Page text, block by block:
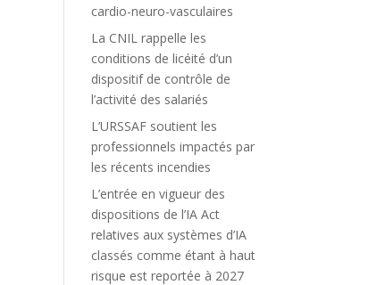
cardio-neuro-vasculaires
La CNIL rappelle les
conditions de licéité d’un
dispositif de contrôle de
l’activité des salariés
L’URSSAF soutient les
professionnels impactés par
les récents incendies
L’entrée en vigueur des
dispositions de l’IA Act
relatives aux systèmes d’IA
classés comme étant à haut
risque est reportée à 2027